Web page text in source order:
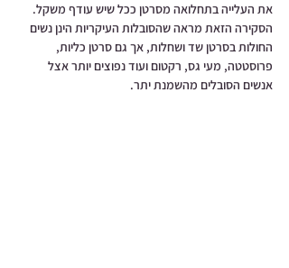
את העלייה בתחלואה מסרטן ככל שיש עודף משקל.
הסקירה הזאת מראה שהסובלות העיקריות הינן נשים
החולות בסרטן שד ושחלות, אך גם סרטן כליות,
פרוסטטה, מעי גס, רקטום ועוד נפוצים יותר אצל
אנשים הסובלים מהשמנת יתר.